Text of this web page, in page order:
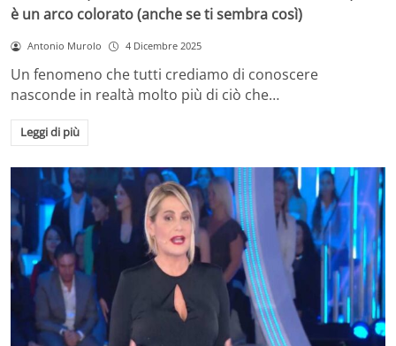
è un arco colorato (anche se ti sembra così)
Antonio Murolo 4 Dicembre 2025
Un fenomeno che tutti crediamo di conoscere
nasconde in realtà molto più di ciò che…
Leggi di più